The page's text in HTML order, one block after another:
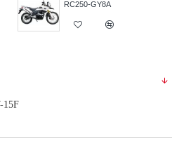
15F